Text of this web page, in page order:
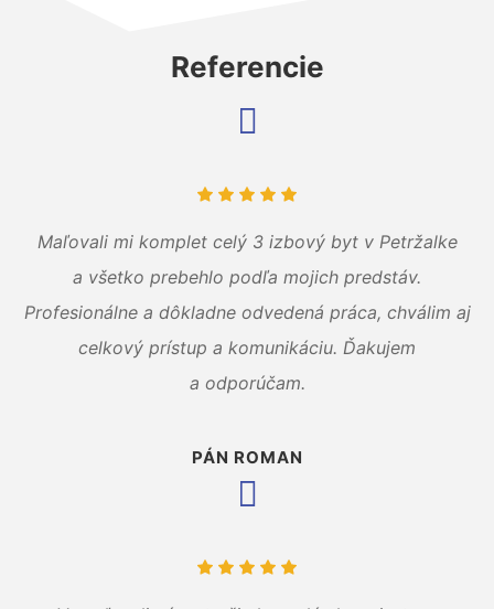
Referencie
Maľovali mi komplet celý 3 izbový byt v Petržalke
a všetko prebehlo podľa mojich predstáv.
Profesionálne a dôkladne odvedená práca, chválim aj
celkový prístup a komunikáciu. Ďakujem
a odporúčam.
PÁN ROMAN